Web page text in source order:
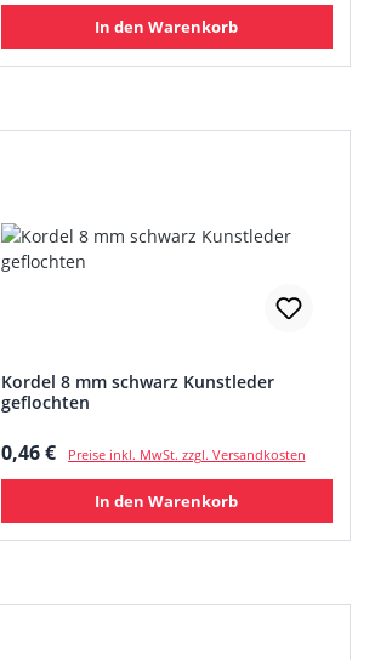
In den Warenkorb
Kordel 8 mm schwarz Kunstleder
geflochten
Regulärer Preis:
0,46 € Preise inkl. MwSt. zzgl. Versandkosten
In den Warenkorb